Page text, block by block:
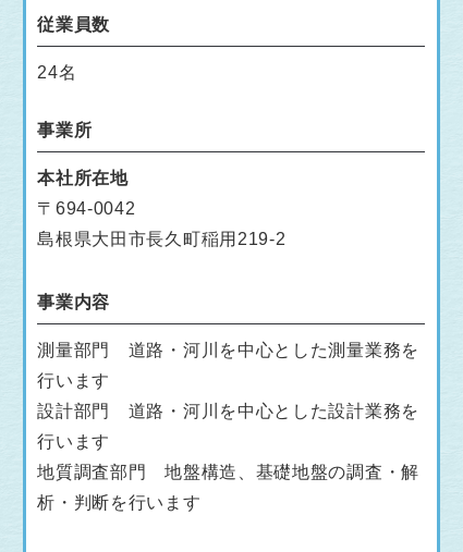
従業員数
24名
事業所
本社所在地
〒694-0042
島根県大田市長久町稲用219-2
事業内容
測量部門 道路・河川を中心とした測量業務を
行います
設計部門 道路・河川を中心とした設計業務を
行います
地質調査部門 地盤構造、基礎地盤の調査・解
析・判断を行います